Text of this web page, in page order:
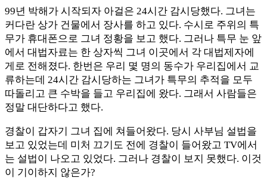
99년 박해가 시작되자 아걸은 24시간 감시당했다. 그녀는
커다란 상가 건물에서 장사를 하고 있다. 수시로 주위의 특
무가 휴대폰으로 그녀 정황을 보고 했다. 그러나 특무 눈 앞
에서 대법자료는 한 상자씩 그녀 이곳에서 각 대법제자에
게로 전해졌다. 한번은 우리 몇 명의 동수가 우리집에서 교
류하는데 24시간 감시당하는 그녀가 특무의 추적을 모두
따돌리고 큰 수박을 들고 우리집에 왔다. 그래서 사람들은
정말 대단하다고 했다.
경찰이 갑자기 그녀 집에 쳐들어왔다. 당시 사부님 설법을
보고 있었는데 미처 끄기도 전에 경찰이 들어왔고 TV에서
는 설법이 나오고 있었다. 그러나 경찰이 보지 못했다. 이것
이 기이하지 않은가?